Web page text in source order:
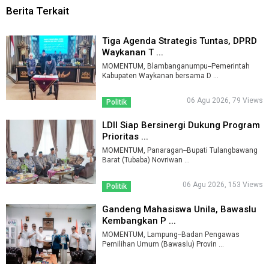
Berita Terkait
Tiga Agenda Strategis Tuntas, DPRD
Waykanan T ...
MOMENTUM, Blambanganumpu--Pemerintah
Kabupaten Waykanan bersama D ...
Politik 06 Agu 2026, 79 Views
LDII Siap Bersinergi Dukung Program
Prioritas ...
MOMENTUM, Panaragan--Bupati Tulangbawang
Barat (Tubaba) Novriwan ...
Politik 06 Agu 2026, 153 Views
Gandeng Mahasiswa Unila, Bawaslu
Kembangkan P ...
MOMENTUM, Lampung--Badan Pengawas
Pemilihan Umum (Bawaslu) Provin ...